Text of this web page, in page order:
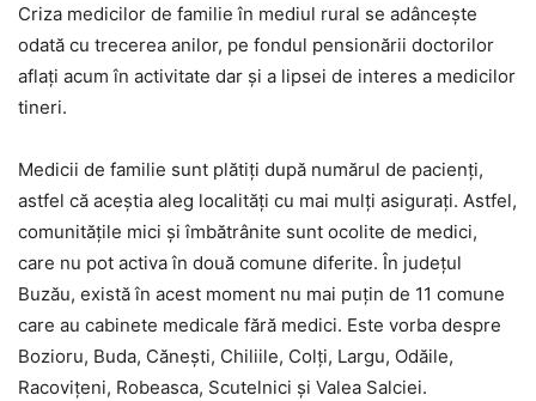
Criza medicilor de familie în mediul rural se adânceşte
odată cu trecerea anilor, pe fondul pensionării doctorilor
aflaţi acum în activitate dar şi a lipsei de interes a medicilor
tineri.
Medicii de familie sunt plătiţi după numărul de pacienţi,
astfel că aceştia aleg localităţi cu mai mulţi asiguraţi. Astfel,
comunităţile mici şi îmbătrânite sunt ocolite de medici,
care nu pot activa în două comune diferite. În judeţul
Buzău, există în acest moment nu mai puţin de 11 comune
care au cabinete medicale fără medici. Este vorba despre
Bozioru, Buda, Căneşti, Chiliile, Colţi, Largu, Odăile,
Racoviţeni, Robeasca, Scutelnici şi Valea Salciei.